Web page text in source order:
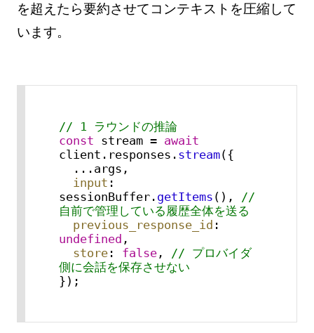
を超えたら要約させてコンテキストを圧縮して
います。
// 1 ラウンドの推論
const stream = await
client. responses . stream({
input :
sessionBuffer. getItems (),
//
自前で管理している履歴全体を送る
previous_response_id
undefined ,
store: false,
// プロバイダ
側に会話を保存させない
});